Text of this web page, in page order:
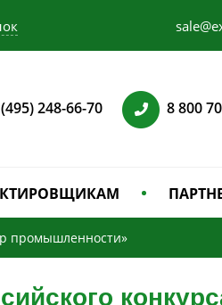
248-66-70 8 800
промышленности»